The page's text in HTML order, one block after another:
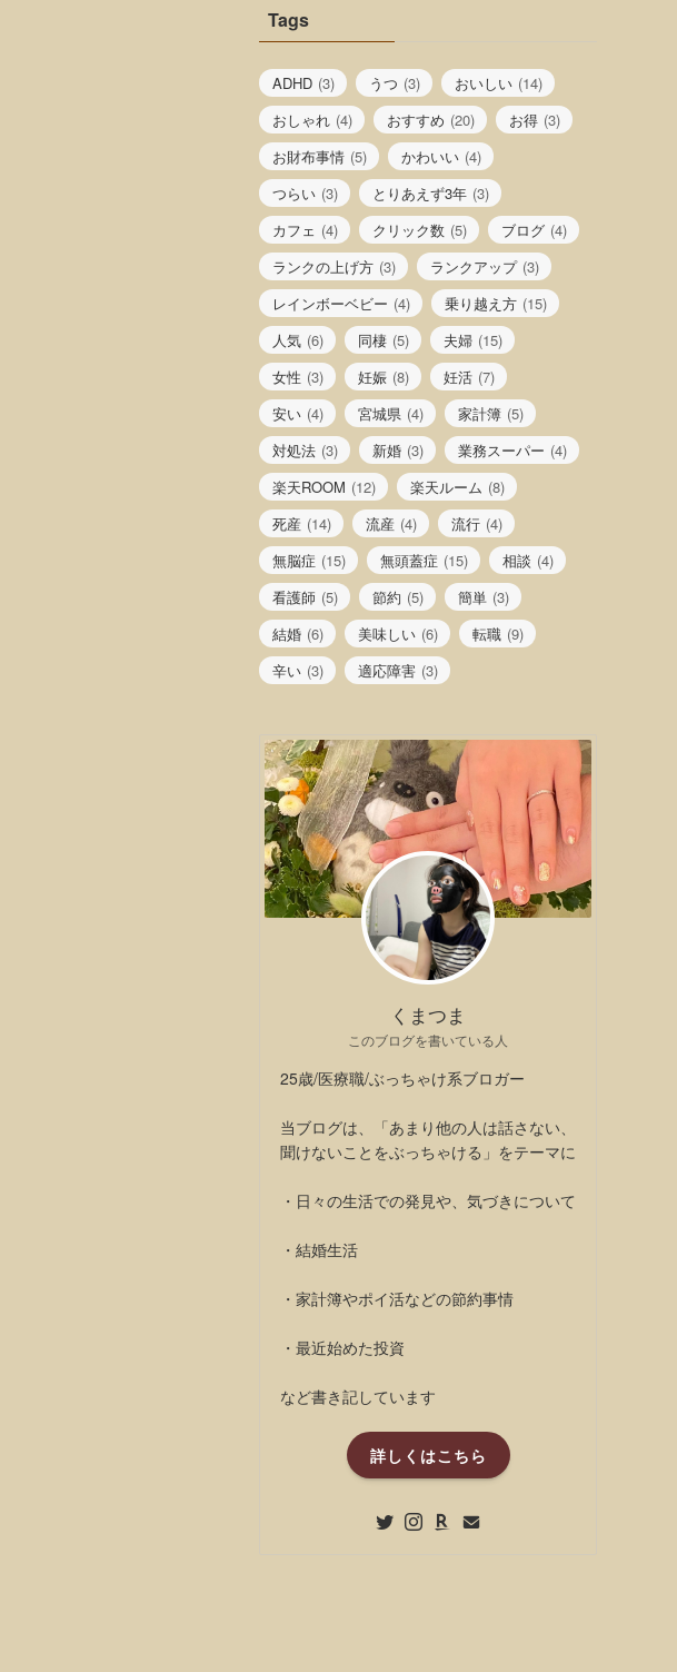
Tags
ADHD (3) うつ (3) おいしい (14)
おしゃれ (4) おすすめ (20) お得 (3)
お財布事情 (5) かわいい (4)
つらい (3) とりあえず3年 (3)
カフェ (4) クリック数 (5) ブログ (4)
ランクの上げ方 (3) ランクアップ (3)
レインボーベビー (4) 乗り越え方 (15)
人気 (6) 同棲 (5) 夫婦 (15)
女性 (3) 妊娠 (8) 妊活 (7)
安い (4) 宮城県 (4) 家計簿 (5)
対処法 (3) 新婚 (3) 業務スーパー (4)
楽天ROOM (12) 楽天ルーム (8)
死産 (14) 流産 (4) 流行 (4)
無脳症 (15) 無頭蓋症 (15) 相談 (4)
看護師 (5) 節約 (5) 簡単 (3)
結婚 (6) 美味しい (6) 転職 (9)
辛い (3) 適応障害 (3)
くまつま
このブログを書いている人
25歳/医療職/ぶっちゃけ系ブロガー
当ブログは、「あまり他の人は話さない、
聞けないことをぶっちゃける」をテーマに
・日々の生活での発見や、気づきについて
・結婚生活
・家計簿やポイ活などの節約事情
・最近始めた投資
など書き記しています
詳しくはこちら